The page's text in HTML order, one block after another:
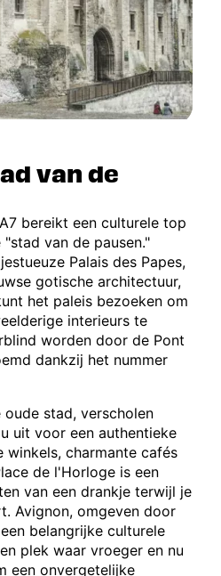
van de
bereikt een culturele top
van de pausen."
Palais des Papes,
gotische architectuur,
het paleis bezoeken om
interieurs te
worden door de Pont
dankzij het nummer
stad, verscholen
uit voor een authentieke
charmante cafés
de l'Horloge is een
van een drankje terwijl je
Avignon, omgeven door
belangrijke culturele
plek waar vroeger en nu
een onvergetelijke